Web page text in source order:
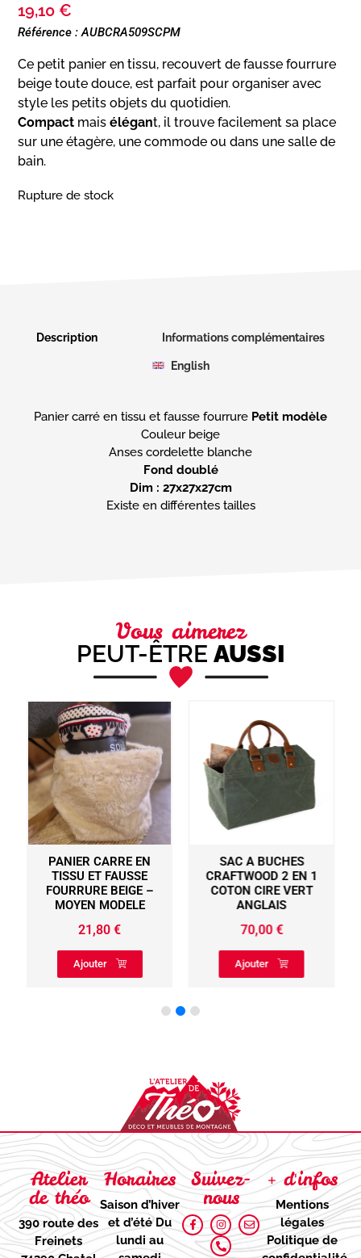
19,10 €
Référence : AUBCRA509SCPM
Ce petit panier en tissu, recouvert de fausse fourrure
beige toute douce, est parfait pour organiser avec
style les petits objets du quotidien.
Compact maisélégant, il trouve facilement sa place
sur une étagère, une commode ou dans une salle de
bain.
Rupture de stock
Description Informations complémentaires
English
Panier carré en tissu et fausse fourrure Petit modèle
Couleur beige
Fond doublé
Dim : 27x27x27cm
Existe en différentes tailles
Vous aimerez
PEUT-ÊTRE AUSSI
PANIER CARRE EN
TISSU ET FAUSSE
FOURRURE BEIGE –
MOYEN MODELE
21,80 €
Ajouter
SAC A BUCHES
CRAFTWOOD 2 EN 1
COTON CIRE VERT
ANGLAIS
70,00€
Ajouter
Atelier
de théo
390 route des
Freinets
Horaires
Saison d’hiver
et d’étéDu
lundi au
Suivez-
nous
+ d'infos
Mentions
légales
Politique de